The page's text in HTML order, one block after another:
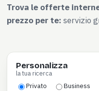
Trova le offerte
prezzo per te: servizio
Personalizza
la tua ricerca
Privato Business